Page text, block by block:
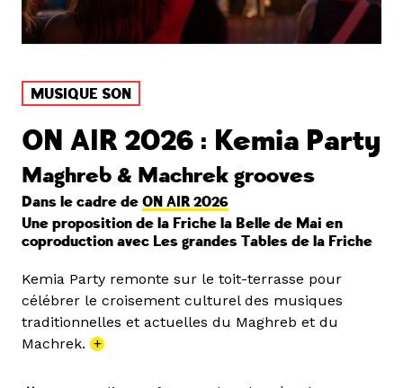
MUSIQUE SON
ON AIR 2026 : Kemia Party
Maghreb & Machrek grooves
Dans le cadre de ON AIR 2026
Une proposition de la Friche la Belle de Mai en
coproduction avec Les grandes Tables de la Friche
Kemia Party remonte sur le toit-terrasse pour
célébrer le croisement culturel des musiques
traditionnelles et actuelles du Maghreb et du
Machrek. +